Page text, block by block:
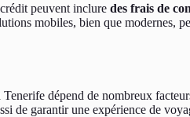
peuvent inclure des frais de
mobiles, bien que modernes,
dépend de nombreux
de garantir une expérience de